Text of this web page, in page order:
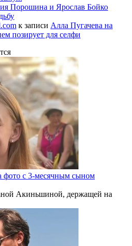
Порошина и Ярослав Бойко
к записи Алла Пугачева на
позирует для селфи
фото с 3-месячным сыном
Акиньшиной, держащей на